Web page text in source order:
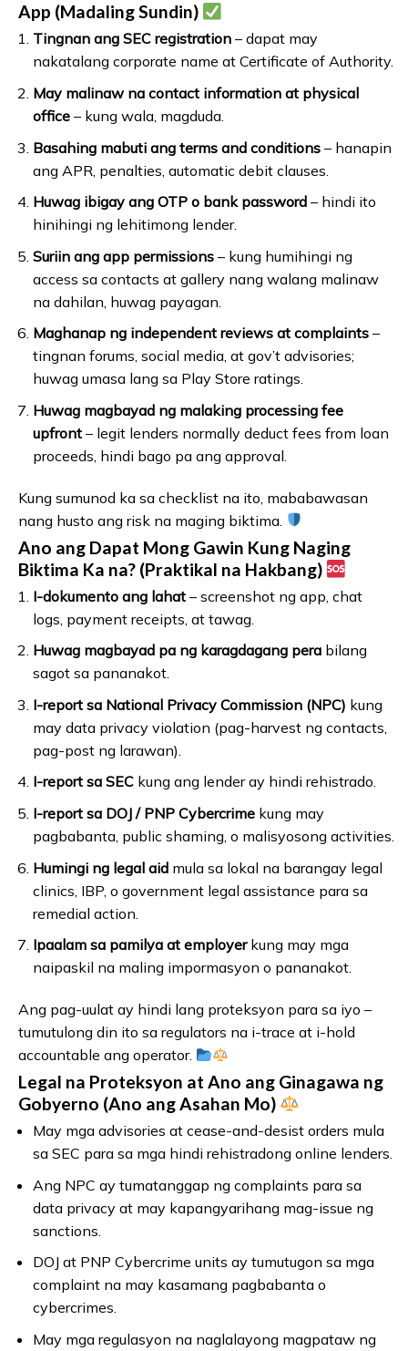
App (Madaling Sundin)
Tingnan ang SEC registration– dapat may
nakatalang corporate name at Certificate of Authority.
May malinaw na contact information at physical
office– kung wala, magduda.
Basahing mabuti ang terms and conditions– hanapin
ang APR, penalties, automatic debit clauses.
Huwag ibigay ang OTP o bank password– hindi ito
hinihingi ng lehitimong lender.
Suriin ang app permissions– kung humihingi ng
access sa contacts at gallery nang walang malinaw
na dahilan, huwag payagan.
Maghanap ng independent reviews at complaints–
tingnan forums, social media, at gov’t advisories;
huwag umasa lang sa Play Store ratings.
Huwag magbayad ng malaking processing fee
upfront– legit lenders normally deduct fees from loan
proceeds, hindi bago pa ang approval.
Kung sumunod ka sa checklist na ito, mababawasan
nang husto ang risk na maging biktima.
Ano ang Dapat Mong Gawin Kung Naging
Biktima Ka na? (Praktikal na Hakbang)
I-dokumento ang lahat– screenshot ng app, chat
logs, payment receipts, at tawag.
Huwag magbayad pa ng karagdagang perabilang
sagot sa pananakot.
I-report sa National Privacy Commission (NPC) kung
may data privacy violation (pag-harvest ng contacts,
pag-post ng larawan).
I-report sa SECkung ang lender ay hindi rehistrado.
I-report sa DOJ / PNP Cybercrimekung may
pagbabanta, public shaming, o malisyosong activities.
Humingi ng legal aidmula sa lokal na barangay legal
clinics, IBP, o government legal assistance para sa
remedial action.
Ipaalam sa pamilya at employerkung may mga
naipaskil na maling impormasyon o pananakot.
Ang pag-uulat ay hindi lang proteksyon para sa iyo –
tumutulong din ito sa regulators na i-trace at i-hold
accountable ang operator.
Legal na Proteksyon at Ano ang Ginagawa ng
Gobyerno (Ano ang Asahan Mo)
May mga advisories at cease-and-desist orders mula
sa SEC para sa mga hindi rehistradong online lenders.
Ang NPC ay tumatanggap ng complaints para sa
data privacy at may kapangyarihang mag-issue ng
sanctions.
DOJ at PNP Cybercrime units ay tumutugon sa mga
complaint na may kasamang pagbabanta o
cybercrimes.
May mga regulasyon na naglalayong magpataw ng